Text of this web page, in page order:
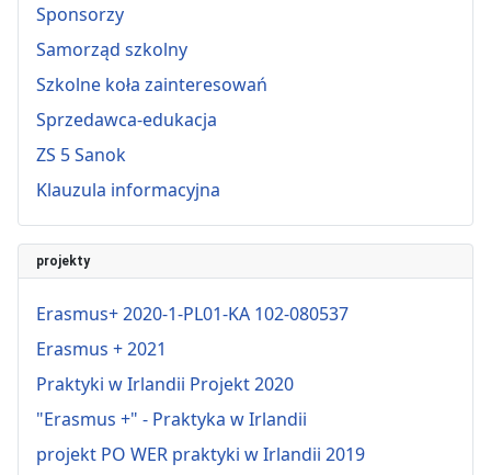
Sponsorzy
Samorząd szkolny
Szkolne koła zainteresowań
Sprzedawca-edukacja
ZS 5 Sanok
Klauzula informacyjna
projekty
Erasmus+ 2020-1-PL01-KA 102-080537
Erasmus + 2021
Praktyki w Irlandii Projekt 2020
"Erasmus +" - Praktyka w Irlandii
projekt PO WER praktyki w Irlandii 2019